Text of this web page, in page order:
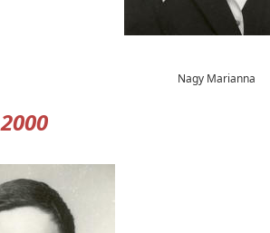
Nagy Marianna
2000